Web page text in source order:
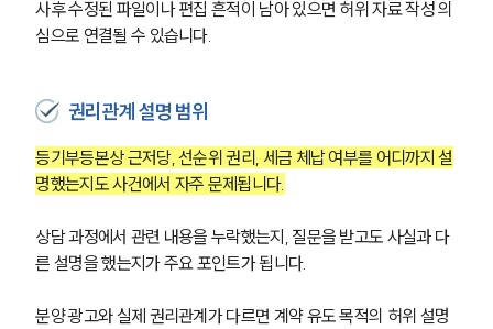
사후 수정된 파일이나 편집 흔적이 남아 있으면 허위 자료 작성 의
심으로 연결될 수 있습니다.
권리관계 설명 범위
등기부등본상 근저당, 선순위 권리, 세금 체납 여부를 어디까지 설
명했는지도 사건에서 자주 문제됩니다.
상담 과정에서 관련 내용을 누락했는지, 질문을 받고도 사실과 다
른 설명을 했는지가 주요 포인트가 됩니다.
분양 광고와 실제 권리관계가 다르면 계약 유도 목적의 허위 설명